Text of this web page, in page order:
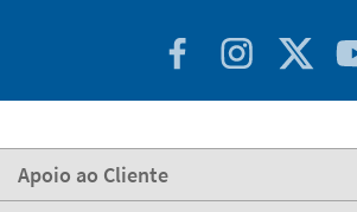
Apoio ao Cliente